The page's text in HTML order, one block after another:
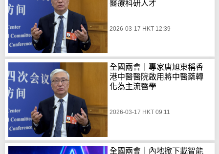
醫療科研人才
2026-03-17 HKT 12:39
全國兩會｜專家唐旭東稱香
港中醫醫院啟用將中醫藥轉
化為主流醫學
2026-03-17 HKT 09:11
全國兩會｜內地掀下載智能